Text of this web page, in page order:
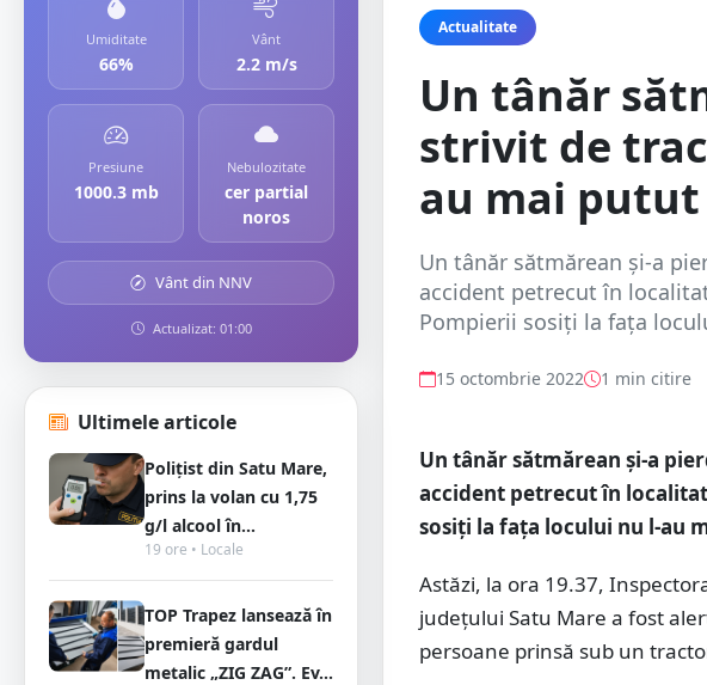
Umiditate
66%
Vânt
2.2 m/s
Presiune
1000.3 mb
Nebulozitate
cer partial
noros
Vânt din NNV
Actualizat: 01:00
Ultimele articole
Polițist din Satu Mare,
prins la volan cu 1,75
g/l alcool în...
19 ore • Locale
TOP Trapez lansează în
premieră gardul
metalic „ZIG ZAG”. Ev...
Actualitate
Un tânăr
strivit de
au mai putut
Un tânăr sătmărean și-a
accident petrecut în
Pompierii sosiți la fața
15 octombrie 2022 1 min citire
Un tânăr sătmărean și-a
accident petrecut în
sosiți la fața locului nu l-au
Astăzi, la ora 19.37,
județului Satu Mare a fost
persoane prinsă sub un